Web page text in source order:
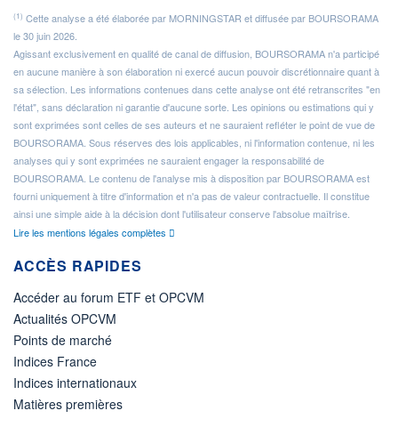
(1) Cette analyse a été élaborée par MORNINGSTAR et diffusée par BOURSORAMA
le 30 juin 2026.
Agissant exclusivement en qualité de canal de diffusion, BOURSORAMA n'a participé
en aucune manière à son élaboration ni exercé aucun pouvoir discrétionnaire quant à
sa sélection. Les informations contenues dans cette analyse ont été retranscrites "en
l'état", sans déclaration ni garantie d'aucune sorte. Les opinions ou estimations qui y
sont exprimées sont celles de ses auteurs et ne sauraient refléter le point de vue de
BOURSORAMA. Sous réserves des lois applicables, ni l'information contenue, ni les
analyses qui y sont exprimées ne sauraient engager la responsabilité de
BOURSORAMA. Le contenu de l'analyse mis à disposition par BOURSORAMA est
fourni uniquement à titre d'information et n'a pas de valeur contractuelle. Il constitue
ainsi une simple aide à la décision dont l'utilisateur conserve l'absolue maîtrise.
Lire les mentions légales complètes
ACCÈS RAPIDES
Accéder au forum ETF et OPCVM
Actualités OPCVM
Points de marché
Indices France
Indices internationaux
Matières premières